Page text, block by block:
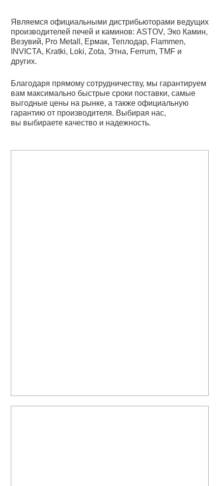
Являемся официальными дистрибьюторами ведущих
производителей печей и каминов: ASTOV, Эко Камин,
Везувий, Pro Metall, Ермак, Теплодар, Flammen,
INVICTA, Kratki, Loki, Zota, Этна, Ferrum, TMF и
других.
Благодаря прямому сотрудничеству, мы гарантируем
вам максимально быстрые сроки поставки, самые
выгодные цены на рынке, а также официальную
гарантию от производителя. Выбирая нас,
вы выбираете качество и надежность.